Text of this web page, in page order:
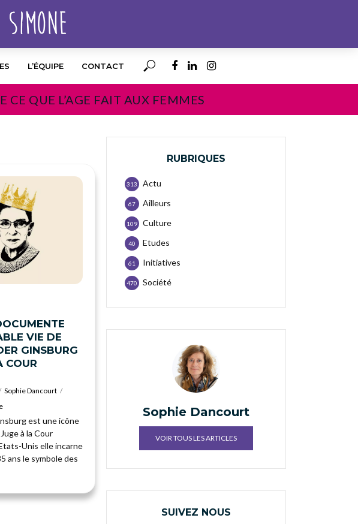
L’ÉQUIPE CONTACT
QUE L’AGE FAIT AUX FEMMES
VIE DE
GINSBURG
COUR
Sophie Dancourt
est une icône
à la Cour
Unis elle incarne
ans le symbole des
RUBRIQUES
Actu
313
Ailleurs
67
Culture
109
Etudes
40
Initiatives
61
Société
470
Sophie Dancourt
VOIR TOUS LES ARTICLES
SUIVEZ NOUS